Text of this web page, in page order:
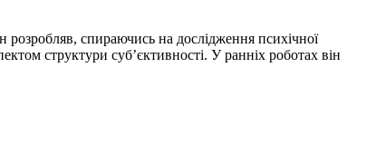
спираючись на дослідження психічної
структури суб’єктивності. У ранніх роботах він